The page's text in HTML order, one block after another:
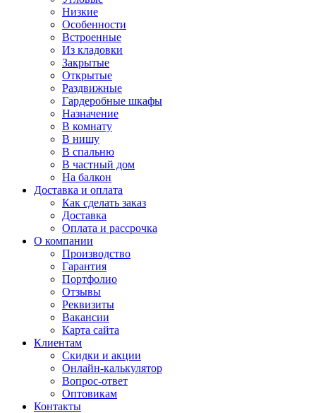
Низкие
Особенности
Встроенные
Из кладовки
Закрытые
Открытые
Раздвижные
Гардеробные шкафы
Назначение
В комнату
В нишу
В спальню
В частный дом
На балкон
Доставка и оплата
Как сделать заказ
Доставка
Оплата и рассрочка
О компании
Производство
Гарантия
Портфолио
Отзывы
Реквизиты
Вакансии
Карта сайта
Клиентам
Скидки и акции
Онлайн-калькулятор
Вопрос-ответ
Оптовикам
Контакты